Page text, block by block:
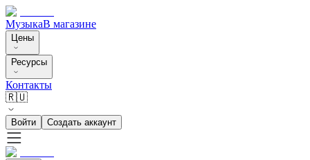
МузыкаВ магазине
Цены
Ресурсы
Контакты
🇷🇺
Войти Создать аккаунт